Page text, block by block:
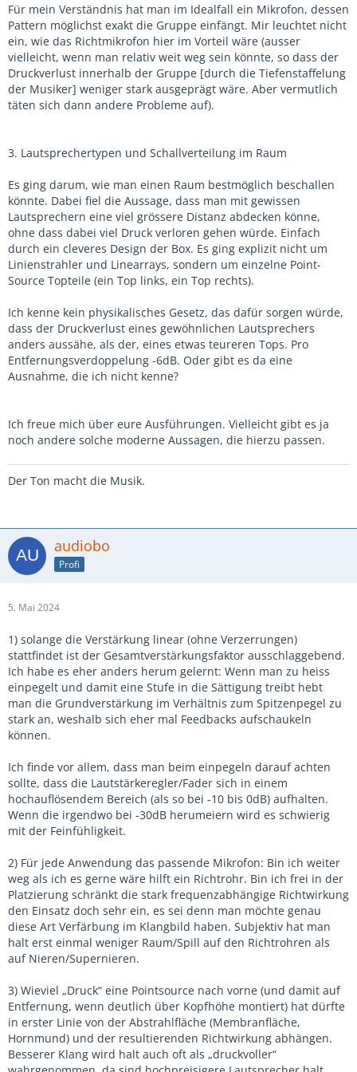
Für mein Verständnis hat man im Idealfall ein Mikrofon, dessen
Pattern möglichst exakt die Gruppe einfängt. Mir leuchtet nicht
ein, wie das Richtmikrofon hier im Vorteil wäre (ausser
vielleicht, wenn man relativ weit weg sein könnte, so dass der
Druckverlust innerhalb der Gruppe [durch die Tiefenstaffelung
der Musiker] weniger stark ausgeprägt wäre. Aber vermutlich
täten sich dann andere Probleme auf).
3. Lautsprechertypen und Schallverteilung im Raum
Es ging darum, wie man einen Raum bestmöglich beschallen
könnte. Dabei fiel die Aussage, dass man mit gewissen
Lautsprechern eine viel grössere Distanz abdecken könne,
ohne dass dabei viel Druck verloren gehen würde. Einfach
durch ein cleveres Design der Box. Es ging explizit nicht um
Linienstrahler und Linearrays, sondern um einzelne Point-
Source Topteile (ein Top links, ein Top rechts).
Ich kenne kein physikalisches Gesetz, das dafür sorgen würde,
dass der Druckverlust eines gewöhnlichen Lautsprechers
anders aussähe, als der, eines etwas teureren Tops. Pro
Entfernungsverdoppelung -6dB. Oder gibt es da eine
Ausnahme, die ich nicht kenne?
Ich freue mich über eure Ausführungen. Vielleicht gibt es ja
noch andere solche moderne Aussagen, die hierzu passen.
Der Ton macht die Musik.
audiobo
Profi
5. Mai 2024
1) solange die Verstärkung linear (ohne Verzerrungen)
stattfindet ist der Gesamtverstärkungsfaktor ausschlaggebend.
Ich habe es eher anders herum gelernt: Wenn man zu heiss
einpegelt und damit eine Stufe in die Sättigung treibt hebt
man die Grundverstärkung im Verhältnis zum Spitzenpegel zu
stark an, weshalb sich eher mal Feedbacks aufschaukeln
können.
Ich finde vor allem, dass man beim einpegeln darauf achten
sollte, dass die Lautstärkeregler/Fader sich in einem
hochauflösendem Bereich (als so bei -10 bis 0dB) aufhalten.
Wenn die irgendwo bei -30dB herumeiern wird es schwierig
mit der Feinfühligkeit.
2) Für jede Anwendung das passende Mikrofon: Bin ich weiter
weg als ich es gerne wäre hilft ein Richtrohr. Bin ich frei in der
Platzierung schränkt die stark frequenzabhängige Richtwirkung
den Einsatz doch sehr ein, es sei denn man möchte genau
diese Art Verfärbung im Klangbild haben. Subjektiv hat man
halt erst einmal weniger Raum/Spill auf den Richtrohren als
auf Nieren/Supernieren.
3) Wieviel „Druck“ eine Pointsource nach vorne (und damit auf
Entfernung, wenn deutlich über Kopfhöhe montiert) hat dürfte
in erster Linie von der Abstrahlfläche (Membranfläche,
Hornmund) und der resultierenden Richtwirkung abhängen.
Besserer Klang wird halt auch oft als „druckvoller“